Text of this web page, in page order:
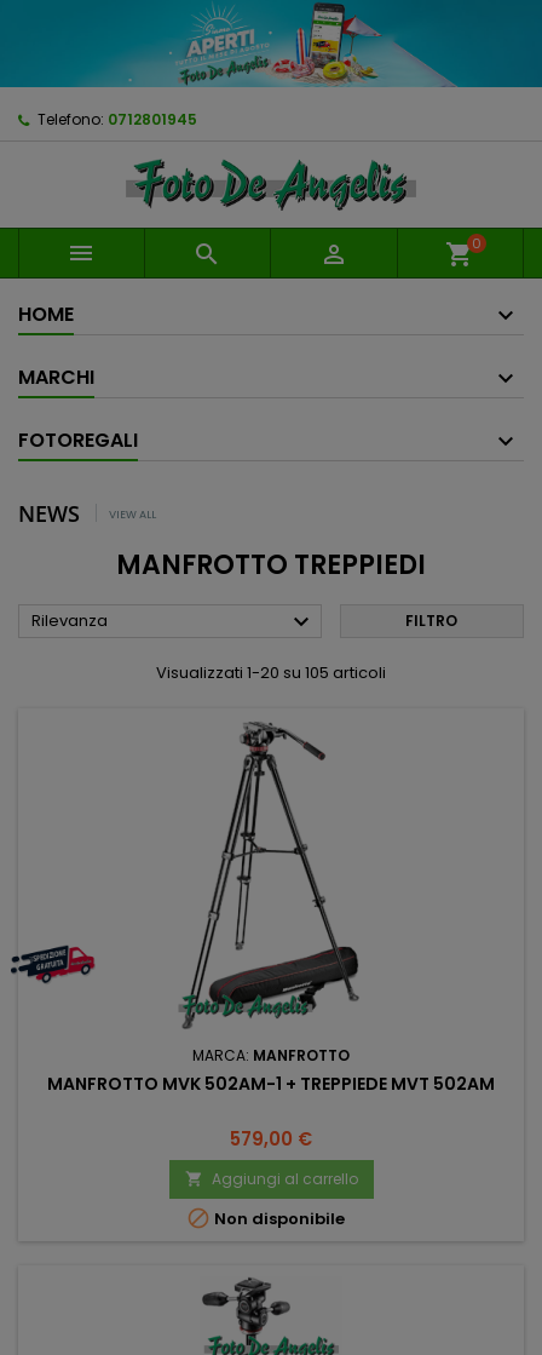
Telefono: 0712801945
   shopping_cart0
HOME
MARCHI
FOTOREGALI
NEWS VIEW ALL
MANFROTTO TREPPIEDI
Rilevanza  FILTRO
Visualizzati 1-20 su 105 articoli
MARCA: MANFROTTO
MANFROTTO MVK 502AM-1 + TREPPIEDE MVT 502AM
Prezzo
579,00 €
 Aggiungi al carrello
 Non disponibile